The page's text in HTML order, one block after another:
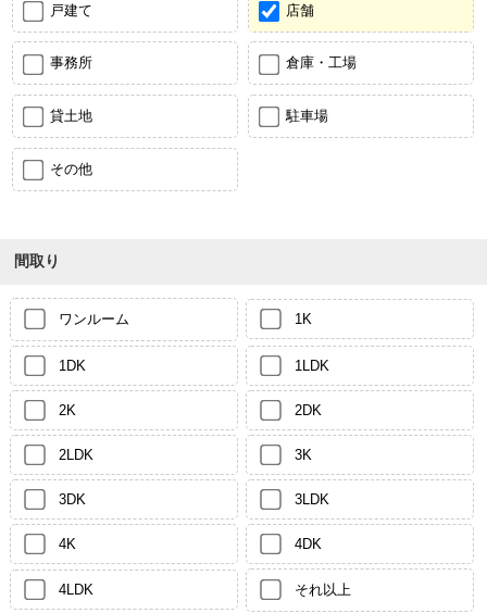
戸建て 店舗
事務所 倉庫・工場
貸土地 駐車場
その他
間取り
ワンルーム 1K
1DK 1LDK
2K 2DK
2LDK 3K
3DK 3LDK
4K 4DK
4LDK それ以上